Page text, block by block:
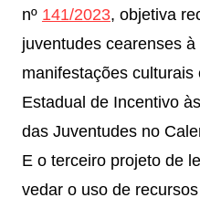
nº 141/2023, objetiva
juventudes cearenses
manifestações
Estadual de Incentivo
das Juventudes no
E o terceiro projeto de
vedar o uso de